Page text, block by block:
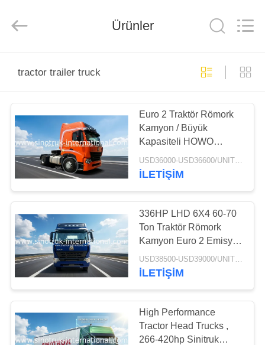
ÜRÜN
BIZIM
HAKKIMIZDA
FABRIKA
TURU
KALITE
KONTROLÜ
BIZIMLE
İLETIŞIM
LTD..
Ürünler
tractor trailer truck
Euro 2 Traktör Römork
Kamyon / Büyük
Kapasiteli HOWO
Traktör Damperli
Kamyon
USD36000-USD36600/UNIT)negotiation MOQ:1 ADET
İLETIŞIM
336HP LHD 6X4 60-70
Ton Traktör Römork
Kamyon Euro 2 Emisyon
Standardı
USD38500-USD39000/UNIT)negotiation MOQ:1 ADET
İLETIŞIM
High Performance
Tractor Head Trucks ,
266-420hp Sinitruk